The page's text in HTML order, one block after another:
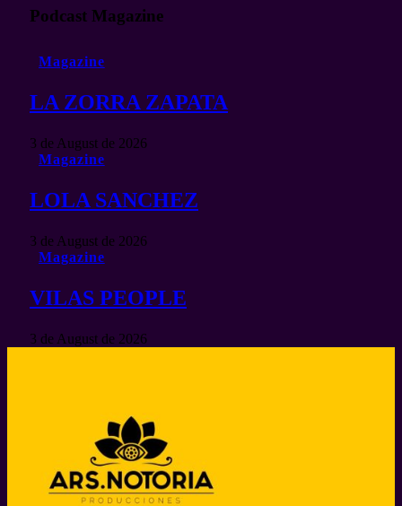
Podcast Magazine
Magazine
LA ZORRA ZAPATA
3 de August de 2026
Magazine
LOLA SANCHEZ
3 de August de 2026
Magazine
VILAS PEOPLE
3 de August de 2026